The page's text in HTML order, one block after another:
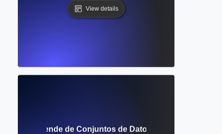
View details
la IA Aprende de Conjuntos de Datos de Texto